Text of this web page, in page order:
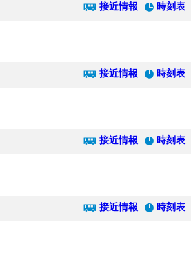
接近情報 時刻表
接近情報 時刻表
接近情報 時刻表
接近情報 時刻表